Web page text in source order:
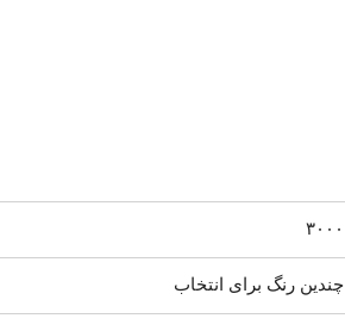
۳۰۰۰
چندین رنگ برای انتخاب